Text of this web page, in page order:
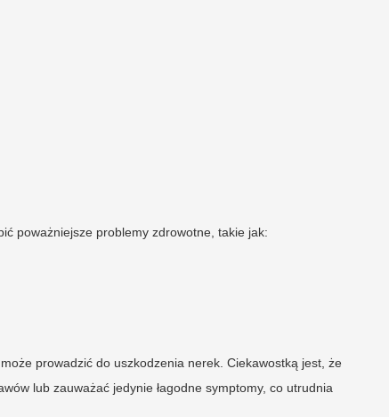
poważniejsze problemy zdrowotne, takie jak:
prowadzić do uszkodzenia nerek. Ciekawostką jest, że
lub zauważać jedynie łagodne symptomy, co utrudnia